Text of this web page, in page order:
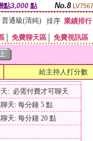
點3,000 點 No.8
普通級(清純) 排序 業績排行
免費聊天區 免費視訊區
給主持人打分數
: 必需付費才可聊天
天: 每分鐘 5 點
天: 每分鐘 20 點